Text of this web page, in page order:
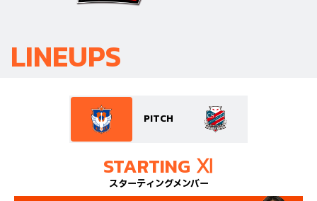
LINEUPS
PITCH
STARTING Ⅺ
スターティングメンバー